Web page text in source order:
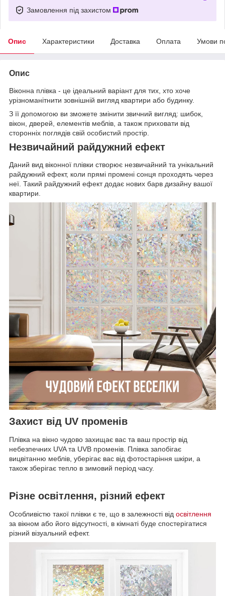
Замовлення під захистом
Опис Характеристики Доставка Оплата Умови
Опис
Віконна плівка - це ідеальний варіант для тих, хто хоче
урізноманітнити зовнішній вигляд квартири або будинку.
З її допомогою ви зможете змінити звичний вигляд: шибок,
вікон, дверей, елементів меблів, а також приховати від
сторонніх поглядів свій особистий простір.
Незвичайний райдужний ефект
Даний вид віконної плівки створює незвичайний та унікальний
райдужний ефект, коли прямі промені сонця проходять через
неї. Такий райдужний ефект додає нових барв дизайну вашої
квартири.
Захист від UV променів
Плівка на вікно чудово захищає вас та ваш простір від
небезпечних UVA та UVB променів. Плівка запобігає
вицвітанню меблів, уберігає вас від фотостаріння шкіри, а
також зберігає тепло в зимовий період часу.
Різне освітлення, різний ефект
Особливістю такої плівки є те, що в залежності від освітлення
за вікном або його відсутності, в кімнаті буде спостерігатися
різний візуальний ефект.